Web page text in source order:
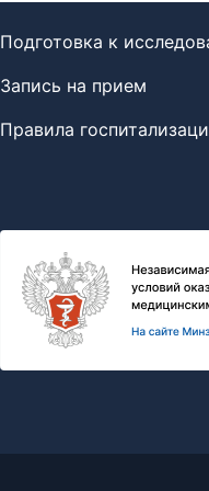
Подготовка к
Запись на прием
Правила